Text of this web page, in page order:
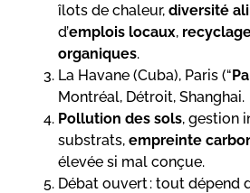
îlots de chaleur, diversité
d’emplois locaux,
organiques.
La Havane (Cuba), Paris (“
Montréal, Détroit, Shanghai.
Pollution des sols, gestion
substrats, empreinte
élevée si mal conçue.
Débat ouvert : tout dépend